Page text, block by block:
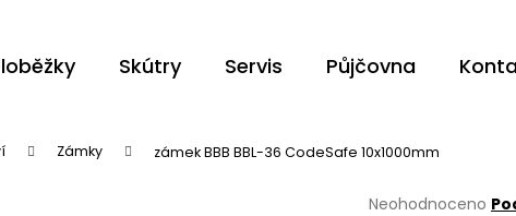
Skútry Servis Půjčovna
Zámky zámek BBB BBL-36 CodeSafe 10x1000mm
Průměrné
Neohodnoceno